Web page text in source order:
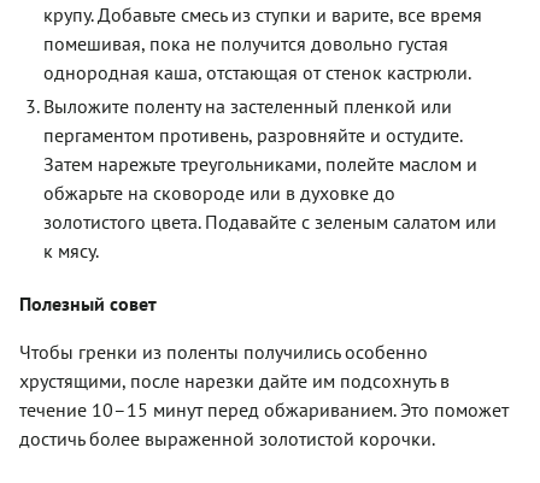
крупу. Добавьте смесь из ступки и варите, все время
помешивая, пока не получится довольно густая
однородная каша, отста­ющая от стенок кастрюли.
Выложите поленту на застеленный пленкой или
пергаментом противень, разровняйте и остудите.
Затем нарежьте треугольниками, полейте маслом и
обжарьте на сковороде или в духовке до
золотистого цвета. Подавайте с зеленым салатом или
к мясу.
Полезный совет
Чтобы гренки из поленты получились особенно
хрустящими, после нарезки дайте им подсохнуть в
течение 10–15 минут перед обжариванием. Это поможет
достичь более выраженной золотистой корочки.